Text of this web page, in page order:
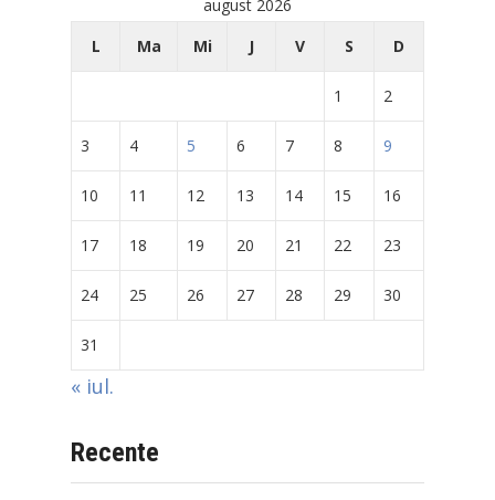
august 2026
L
Ma Mi J V S D
1 2
3 4 5 6 7 8 9
10 11 12 13 14 15 16
17 18 19 20 21 22 23
24 25 26 27 28 29 30
31
« iul.
Recente